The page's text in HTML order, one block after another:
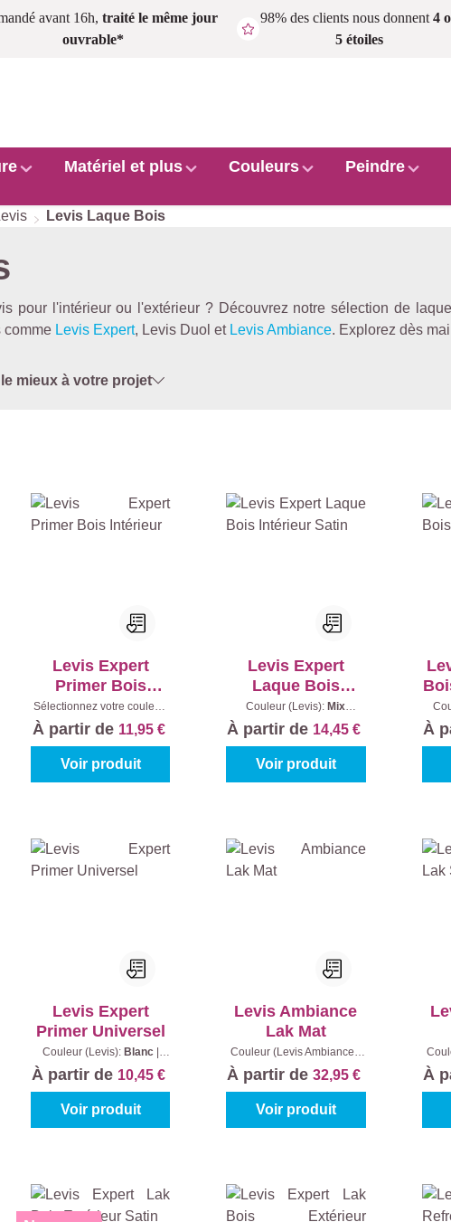
avant 16h, traité le même jour
ouvrable*
98% des clients nous donnent 4
5 étoiles
Matériel et plus Couleurs Peindre
Levis Laque Bois
pour l'intérieur ou l'extérieur ? Découvrez notre sélection de
comme Levis Expert, Levis Duol et Levis Ambiance. Explorez dès
mieux à votre projet
Levis Expert
Primer Bois
Intérieur
Sélectionnez votre couleur:
Blanc (100%)
0.25 l
À partir de 11,95 €
Voir produit
Levis Expert
Laque Bois
Intérieur Satin
Couleur (Levis): Mix
Colours
À partir de 14,45 €
Voir produit
À
Levis Expert
Primer Universel
Couleur (Levis): Blanc
À partir de 10,45 €
Voir produit
Levis Ambiance
Lak Mat
Couleur (Levis Ambiance):
7120 - Blanc lys
0,75 l
À partir de32,95 €
Voir produit
À